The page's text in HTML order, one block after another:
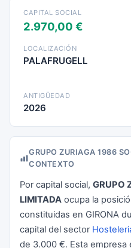
CAPITAL SOCIAL
2.970,00 €
LOCALIZACIÓN
PALAFRUGELL
ANTIGÜEDAD
2026
GRUPO ZURIAGA 1986
CONTEXTO
Por capital social, GRUPO
LIMITADA ocupa la
constituidas en GIRONA
capital del sector
de 3.000 €. Esta empresa